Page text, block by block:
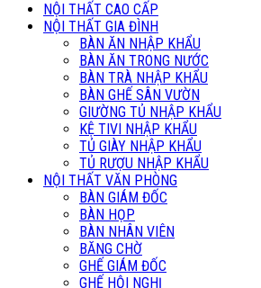
NỘI THẤT CAO CẤP
NỘI THẤT GIA ĐÌNH
BÀN ĂN NHẬP KHẨU
BÀN ĂN TRONG NƯỚC
BÀN TRÀ NHẬP KHẨU
BÀN GHẾ SÂN VƯỜN
GIƯỜNG TỦ NHẬP KHẨU
KỆ TIVI NHẬP KHẨU
TỦ GIÀY NHẬP KHẨU
TỦ RƯỢU NHẬP KHẨU
NỘI THẤT VĂN PHÒNG
BÀN GIÁM ĐỐC
BÀN HỌP
BÀN NHÂN VIÊN
BĂNG CHỜ
GHẾ GIÁM ĐỐC
GHẾ HỘI NGHỊ